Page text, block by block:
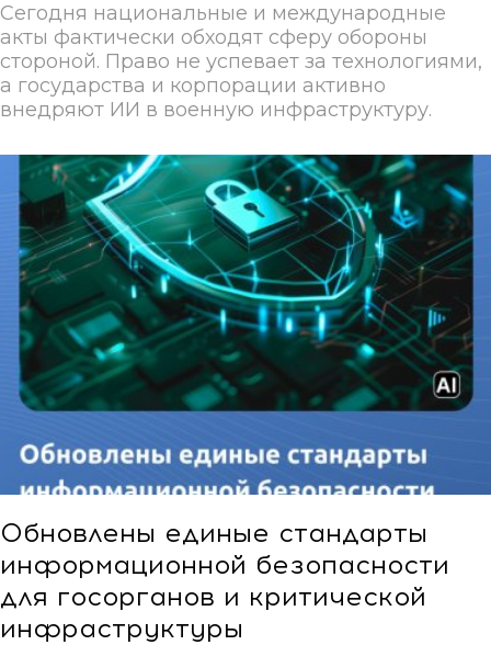
Сегодня национальные и международные
акты фактически обходят сферу обороны
стороной. Право не успевает за технологиями,
а государства и корпорации активно
внедряют ИИ в военную инфраструктуру.
Обновлены единые стандарты
информационной безопасности
для госорганов и критической
инфраструктуры